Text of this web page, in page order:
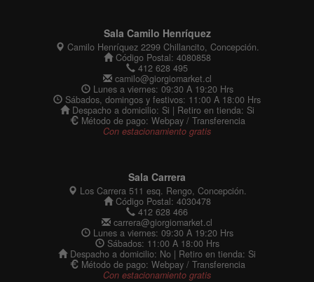
Sala Camilo Henríquez
Camilo Henríquez 2299 Chillancito, Concepción.
Código Postal: 4080858
412 628 495
camilo@giorgiomarket.cl
Lunes a viernes: 09:30 A 19:20 Hrs
Sábados, domingos y festivos: 11:00 A 18:00 Hrs
Despacho a domicilio: Si | Retiro en tienda: Si
Método de pago: Webpay / Transferencia
Con estacionamiento gratis
Sala Carrera
Los Carrera 511 esq. Rengo, Concepción.
Código Postal: 4030478
412 628 466
carrera@giorgiomarket.cl
Lunes a viernes: 09:30 A 19:20 Hrs
Sábados: 11:00 A 18:00 Hrs
Despacho a domicilio: No | Retiro en tienda: Si
Método de pago: Webpay / Transferencia
Con estacionamiento gratis